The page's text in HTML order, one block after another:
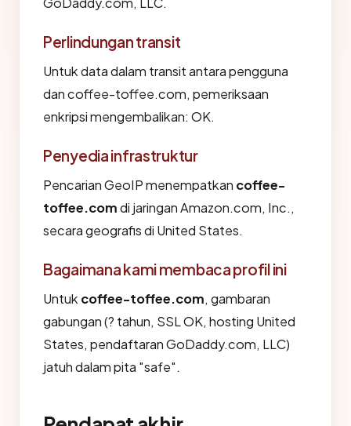
Perlindungan transit
Untuk data dalam transit antara pengguna
dan coffee-toffee.com, pemeriksaan
enkripsi mengembalikan: OK.
Penyedia infrastruktur
Pencarian GeoIP menempatkan coffee-
toffee.comdi jaringan Amazon.com, Inc.,
secara geografis di United States.
Bagaimana kami membaca profil ini
Untuk coffee-toffee.com, gambaran
gabungan (? tahun, SSL OK, hosting United
States, pendaftaran GoDaddy.com, LLC)
jatuh dalam pita "safe".